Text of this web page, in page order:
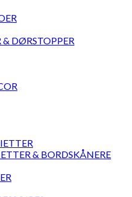
DØRSTOPPER
& BORDSKÅNERE